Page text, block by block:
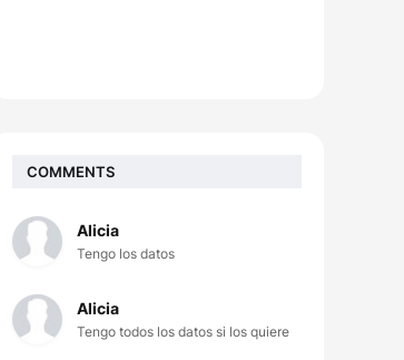
COMMENTS
Alicia
Tengo los datos
Alicia
Tengo todos los datos si los quiere